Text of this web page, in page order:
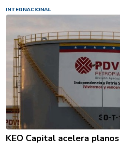
INTERNACIONAL
KEO Capital acelera